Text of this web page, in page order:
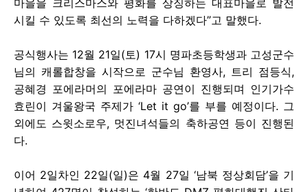
마을을 크리스마스와 평화를 상징하는 대표마을로 발전
시킬 수 있도록 최선의 노력을 다하겠다”고 말했다.
공식행사는 12월 21일(토) 17시 명파초등학생과 고성군수
님의 캐롤합창을 시작으로 군수님 환영사, 트리 점등식,
공혜경 포에라머의 포에라마 공연이 진행되며 인기가수
효린이 겨울왕국 주제가 ‘Let it go’를 부를 예정이다. 그
외에도 스윗소로우, 멋진녀석들의 축하공연 등이 진행된
다.
이어 2일차인 22일(일)은 4월 27일 ‘남북 정상회담’을 기